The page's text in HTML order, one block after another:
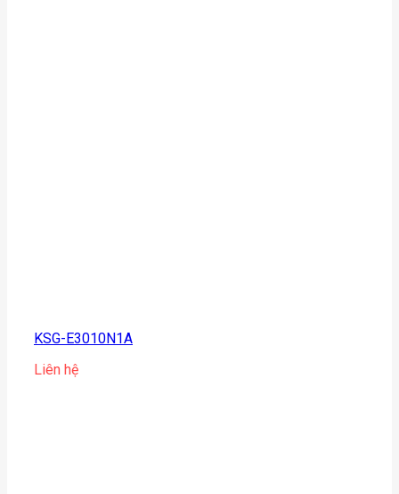
KSG-E3010N1A
Liên hệ